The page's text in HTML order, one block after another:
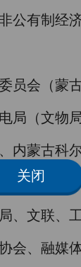
关闭
公有制经
员会（蒙
局（文物
内蒙古科
、文联、
会、融媒